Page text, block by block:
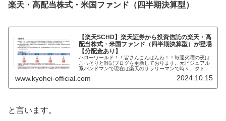
楽天・高配当株式・米国ファンド（四半期決算型）
【楽天SCHD】楽天証券から投資信託の楽天・高
配当株式・米国ファンド（四半期決算型）が登場
【分配金あり】
ハローワールド！！皆さんこんばんわ！！毎週火曜の夜は
こっそりと雑記ブログを更新しております。元ビジュアル
系バンドマンで現在は楽天のサラリーマンで時々、タトゥ
もよろしくおねがいします...
www.kyohei-official.com 2024.10.15
と言います。